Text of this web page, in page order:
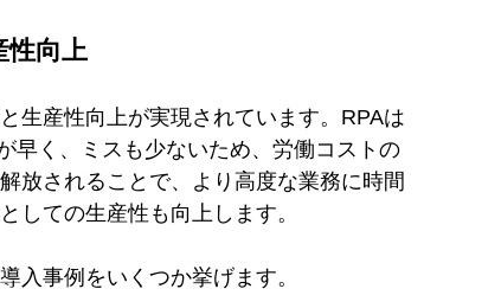
性向上
生産性向上が実現されています。RPAは
早く、ミスも少ないため、労働コストの
放されることで、より高度な業務に時間
しての生産性も向上します。
入事例をいくつか挙げます。